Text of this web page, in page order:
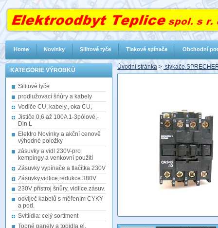
KATEGORIE VÝROBKŮ
Silitové tyče
prodlužovací šńůry a kabely
Vodiče CU, kabely., oka CU,
Jističe 0,6 až 100A 1-3pólové,-
Din L
Elektro Novinky a akční cenově
výhodné položky
zásuvky a vidl 230V-pro
kempingy a venkovní použití
Zásuvky vypínače a tlačítka 230V
Zásuvky,vidlice,redukce 380V
230V přístroj šnůry, vidlice.zásuv.
odvíječ kabelů s měřením CYKY
a pod.
Svítiidla: celý sortiment
Topné panely a topidla el.
Úvodní stránka > stykače
Home Novinky Silitové tyče Tlakové spínače Obchodní